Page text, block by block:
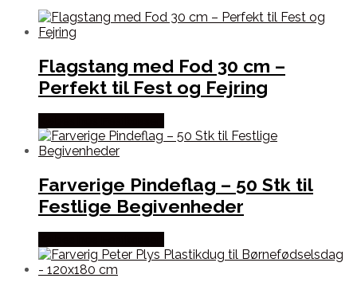
Flagstang med Fod 30 cm –
Perfekt til Fest og Fejring
Farverige Pindeflag – 50 Stk til
Festlige Begivenheder